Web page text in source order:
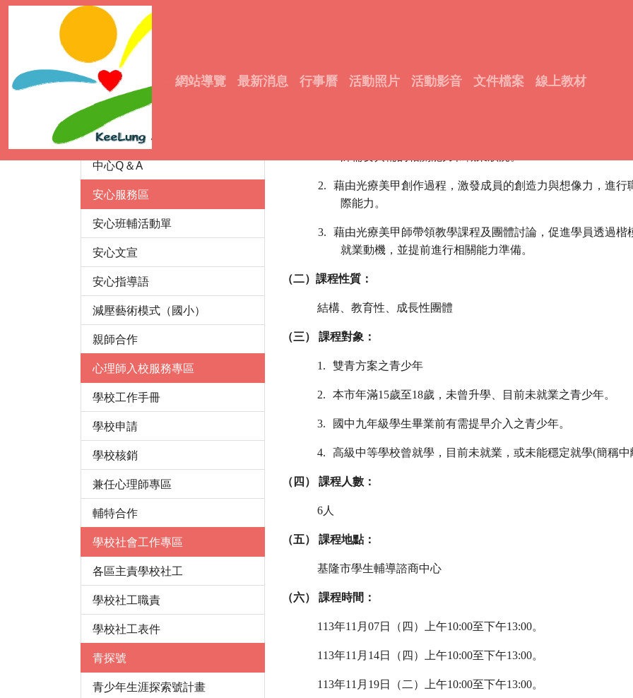
網站導覽 最新消息 行事曆 活動照片 活動影音 文件檔案 線上教材
輔諮中心
成立宗旨
中心沿革
服務資訊
成員介紹
中心Q＆A
安心服務區
安心班輔活動單
安心文宣
安心指導語
減壓藝術模式（國小）
親師合作
心理師入校服務專區
學校工作手冊
學校申請
學校核銷
兼任心理師專區
輔特合作
學校社會工作專區
各區主責學校社工
學校社工職責
學校社工表件
青探號
青少年生涯探索號計畫
課程表
2.
藉由光療美甲創作過程，激發成員的創造力與想像力，進
際能力。
3.
藉由光療美甲師帶領教學課程及團體討論，促進學員透過
就業動機，並提前進行相關能力準備。
（二）課程性質：
結構、教育性、成長性團體
（三） 課程對象：
1. 雙青方案之青少年
2. 本市年滿15歲至18歲，未曾升學、目前未就業之青少年。
3. 國中九年級學生畢業前有需提早介入之青少年。
4. 高級中等學校曾就學，目前未就業，或未能穩定就學(簡稱中
（四） 課程人數：
6人
（五） 課程地點：
基隆市學生輔導諮商中心
（六） 課程時間：
113年11 月07日（四）上午10:00至下午13:00。
113年11 月 14日（四）上午10:00至下午13:00。
113年11 月 19日（二）上午10:00至下午13:00。